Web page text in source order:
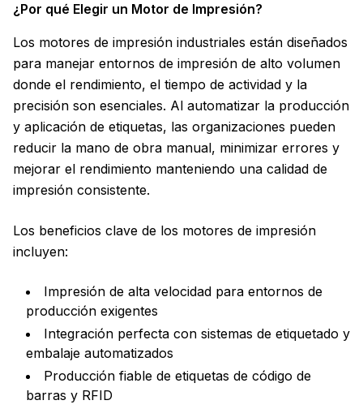
¿Por qué Elegir un Motor de Impresión?
Los motores de impresión industriales están diseñados
para manejar entornos de impresión de alto volumen
donde el rendimiento, el tiempo de actividad y la
precisión son esenciales. Al automatizar la producción
y aplicación de etiquetas, las organizaciones pueden
reducir la mano de obra manual, minimizar errores y
mejorar el rendimiento manteniendo una calidad de
impresión consistente.
Los beneficios clave de los motores de impresión
incluyen:
Impresión de alta velocidad para entornos de
producción exigentes
Integración perfecta con sistemas de etiquetado y
embalaje automatizados
Producción fiable de etiquetas de código de
barras y RFID